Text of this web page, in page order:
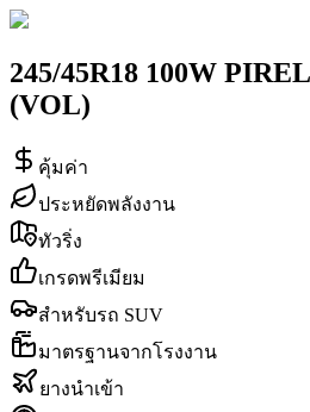
245/45R18 100W
(VOL)
คุ้มค่า
ประหยัดพลังงาน
ทัวริ่ง
เกรดพรีเมียม
สำหรับรถ SUV
มาตรฐานจากโรงงาน
ยางนำเข้า